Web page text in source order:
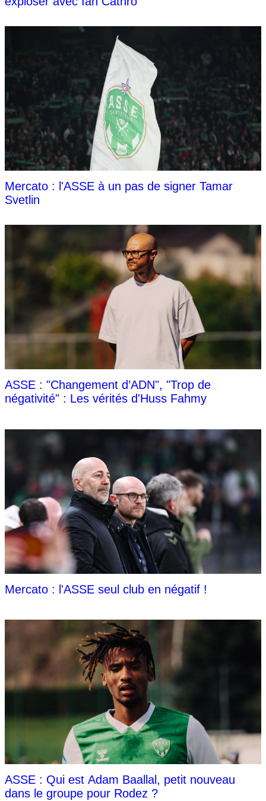
Mercato : l'ASSE à un pas de signer Tamar
Svetlin
ASSE : "Changement d’ADN", "Trop de
négativité" : Les vérités d'Huss Fahmy
Mercato : l'ASSE seul club en négatif !
ASSE : Qui est Adam Baallal, petit nouveau
dans le groupe pour Rodez ?